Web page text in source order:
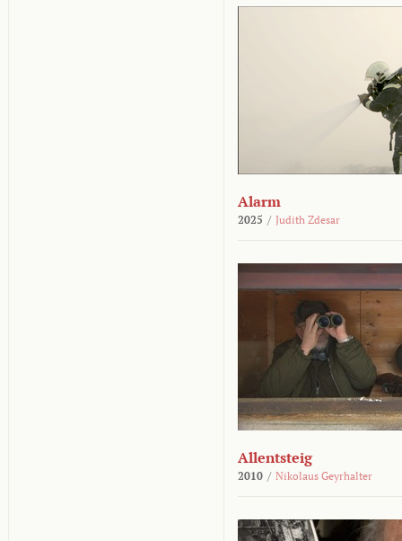
Alarm
2025 / Judith Zdesar
Allentsteig
2010 / Nikolaus Geyrhalter